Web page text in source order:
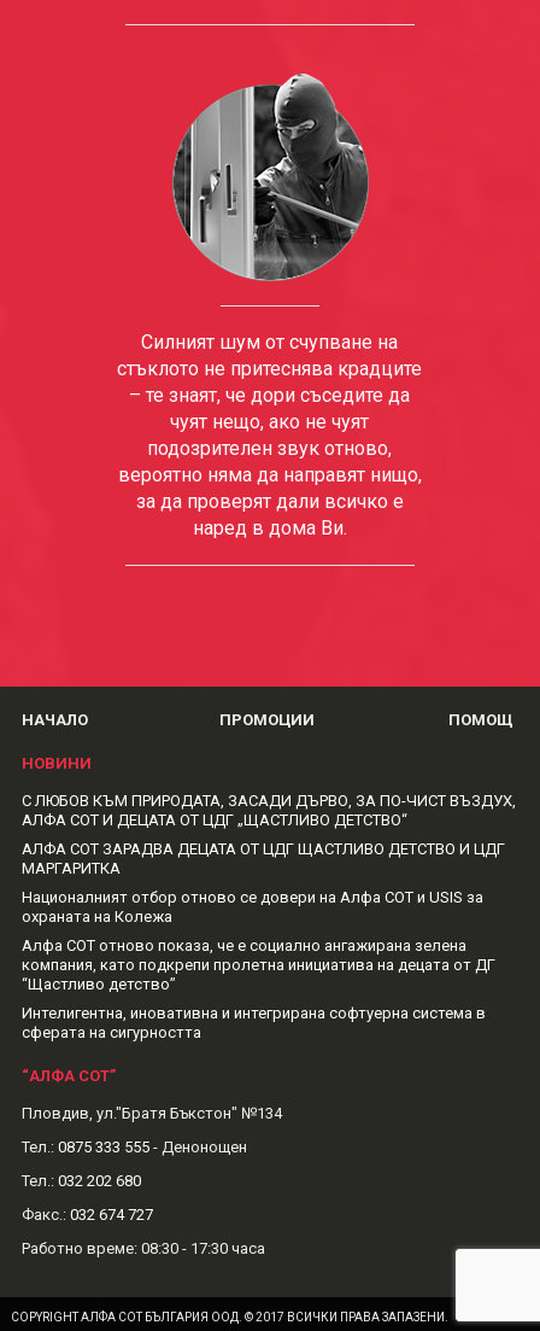
Силният шум от счупване на
стъклото не притеснява крадците
– те знаят, че дори съседите да
чуят нещо, ако не чуят
подозрителен звук отново,
вероятно няма да направят нищо,
за да проверят дали всичко е
наред в дома Ви.
НАЧАЛО ПРОМОЦИИ ПОМОЩ
НОВИНИ
С ЛЮБОВ КЪМ ПРИРОДАТА, ЗАСАДИ ДЪРВО, ЗА ПО-ЧИСТ ВЪЗДУХ,
АЛФА СОТ И ДЕЦАТА ОТ ЦДГ „ЩАСТЛИВО ДЕТСТВО“
АЛФА СОТ ЗАРАДВА ДЕЦАТА ОТ ЦДГ ЩАСТЛИВО ДЕТСТВО И ЦДГ
МАРГАРИТКА
Националният отбор отново се довери на Алфа СОТ и USIS за
охраната на Колежа
Алфа СОТ отново показа, че е социално ангажирана зелена
компания, като подкрепи пролетна инициатива на децата от ДГ
“Щастливо детство”
Интелигентна, иновативна и интегрирана софтуерна система в
сферата на сигурността
“АЛФА СОТ”
Пловдив, ул."Братя Бъкстон" №134
Тел.: 0875 333 555- Денонощен
Тел.: 032 202 680
Факс.: 032 674 727
Рабoтно време: 08:30 - 17:30 часа
COPYRIGHT АЛФА СОТ БЪЛГАРИЯ ООД. © 2017 ВСИЧКИ ПРАВА ЗАПАЗЕНИ.